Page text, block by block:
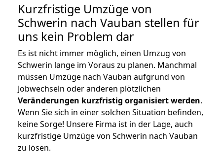
Kurzfristige Umzüge von
Schwerin nach Vauban stellen für
uns kein Problem dar
Es ist nicht immer möglich, einen Umzug von
Schwerin lange im Voraus zu planen. Manchmal
müssen Umzüge nach Vauban aufgrund von
Jobwechseln oder anderen plötzlichen
Veränderungen kurzfristig organisiert werden.
Wenn Sie sich in einer solchen Situation befinden,
keine Sorge! Unsere Firma ist in der Lage, auch
kurzfristige Umzüge von Schwerin nach Vauban
zu lösen.